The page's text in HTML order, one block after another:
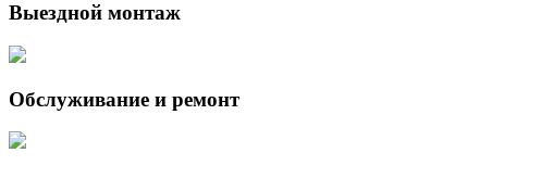
Выездной монтаж
Обслуживание и ремонт